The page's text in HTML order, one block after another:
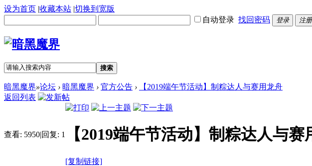
设为首页 |收藏本站 |切换到宽版
自动登录 找回密码 登录 注册
搜索
暗黑魔界»论坛 › 暗黑魔界 › 官方公告 ›
【2019端午节活动】制粽达人与赛用龙舟
返回列表
查看: 5950|回复: 1 【2019端午节活动】制粽达人与赛
[复制链接]